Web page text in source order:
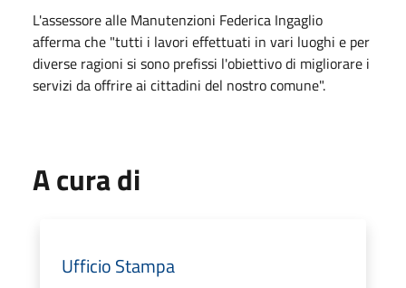
L'assessore alle Manutenzioni Federica Ingaglio
afferma che "tutti i lavori effettuati in vari luoghi e per
diverse ragioni si sono prefissi l'obiettivo di migliorare i
servizi da offrire ai cittadini del nostro comune".
A cura di
Ufficio Stampa